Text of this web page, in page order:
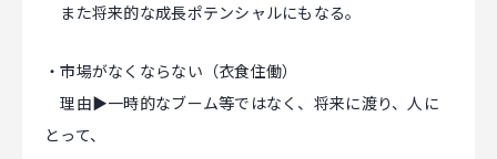
また将来的な成長ポテンシャルにもなる。
・市場がなくならない（衣食住働）
理由▶一時的なブーム等ではなく、将来に渡り、人に
とって、